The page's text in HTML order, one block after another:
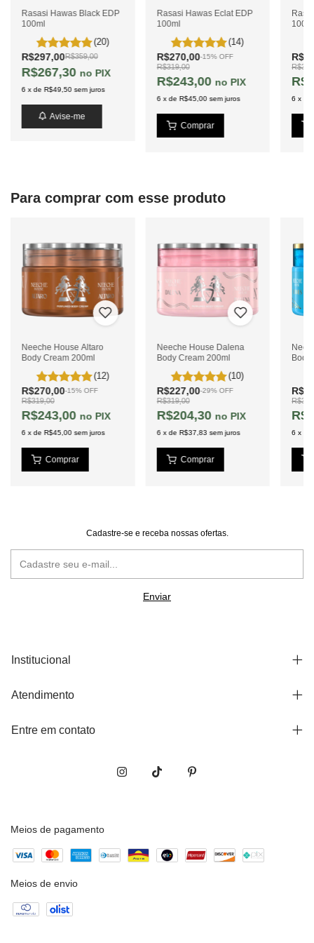
Rasasi Hawas Black EDP
100ml
(20)
R$297,00R$359,00
R$267,30 PIX
6 xde R$49,50 sem juros
Avise-me
Rasasi Hawas Eclat EDP
100ml
(14)
R$270,00-15% OFF
R$319,00
R$243,00 PIX
6 xde R$45,00 sem juros 6 x
Para comprar com esse produto
Neeche House Altaro
Body Cream 200ml
(12)
R$270,00-15% OFF
R$319,00
R$243,00 PIX
6 xde R$45,00 sem juros
Neeche House Dalena
Body Cream 200ml
(10)
R$227,00-29% OFF
R$319,00
R$204,30 PIX
6 xde R$37,83 sem juros
Body
6 x
Cadastre-se e receba nossas ofertas.
Institucional
Atendimento
Entre em contato
Meios de pagamento
Meios de envio